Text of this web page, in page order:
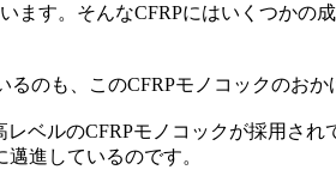
す。そんなCFRPにはいくつかの
のも、このCFRPモノコックのおか
ベルのCFRPモノコックが採用され
進しているのです。